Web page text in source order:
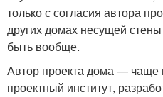
только с согласия автора
других домах несущей
быть вообще.
Автор проекта дома —
проектный институт,